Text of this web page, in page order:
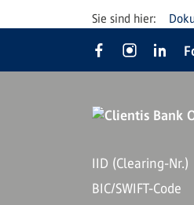
IID (Clearing-Nr.)
BIC/SWIFT-Code